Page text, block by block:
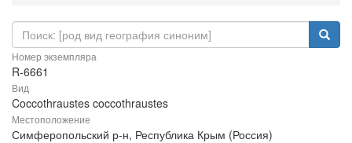
Номер экземпляра
R-6661
Вид
Coccothraustes coccothraustes
Местоположение
Симферопольский р-н, Республика Крым (Россия)